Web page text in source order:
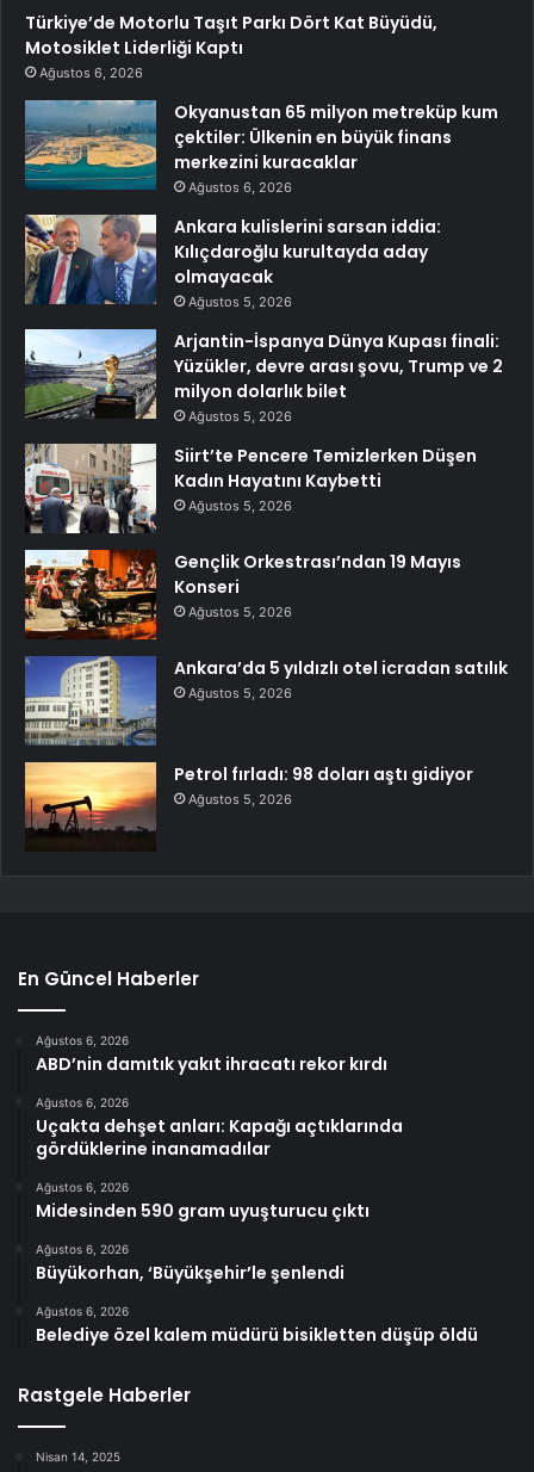
Türkiye’de Motorlu Taşıt Parkı Dört Kat Büyüdü,
Motosiklet Liderliği Kaptı
Ağustos 6, 2026
Okyanustan 65 milyon metreküp kum
çektiler: Ülkenin en büyük finans
merkezini kuracaklar
Ağustos 6, 2026
Ankara kulislerini sarsan iddia:
Kılıçdaroğlu kurultayda aday
olmayacak
Ağustos 5, 2026
Arjantin-İspanya Dünya Kupası finali:
Yüzükler, devre arası şovu, Trump ve 2
milyon dolarlık bilet
Ağustos 5, 2026
Siirt’te Pencere Temizlerken Düşen
Kadın Hayatını Kaybetti
Ağustos 5, 2026
Gençlik Orkestrası’ndan 19 Mayıs
Konseri
Ağustos 5, 2026
Ankara’da 5 yıldızlı otel icradan satılık
Ağustos 5, 2026
Petrol fırladı: 98 doları aştı gidiyor
Ağustos 5, 2026
En Güncel Haberler
Ağustos 6, 2026
ABD’nin damıtık yakıt ihracatı rekor kırdı
Ağustos 6, 2026
Uçakta dehşet anları: Kapağı açtıklarında
gördüklerine inanamadılar
Ağustos 6, 2026
Midesinden 590 gram uyuşturucu çıktı
Ağustos 6, 2026
Büyükorhan, ‘Büyükşehir’le şenlendi
Ağustos 6, 2026
Belediye özel kalem müdürü bisikletten düşüp öldü
Rastgele Haberler
Nisan 14, 2025